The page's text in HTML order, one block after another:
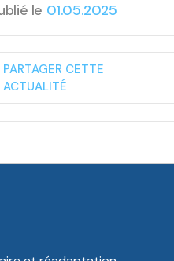
le 01.05.2025
PARTAGER CETTE
ACTUALITÉ